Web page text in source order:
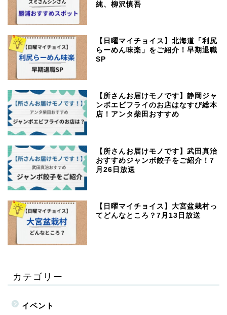
純、柳沢慎吾
【日曜マイチョイス】北海道「利尻
らーめん味楽」をご紹介！早期退職
SP
【所さんお届けモノです】静岡ジャ
ンボエビフライのお店はなすび総本
店！アンタ柴田おすすめ
【所さんお届けモノです】武田真治
おすすめジャンボ餃子をご紹介！7
月26日放送
【日曜マイチョイス】大宮盆栽村っ
てどんなところ？7月13日放送
カテゴリー
イベント